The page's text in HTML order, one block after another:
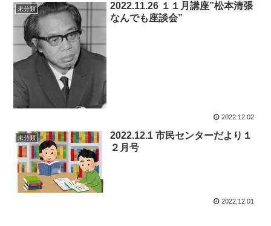
未分類
2022.11.26 １１月講座”松本清張
なんでも座談会”
2022.12.02
未分類
2022.12.1 市民センターだより１
２月号
2022.12.01